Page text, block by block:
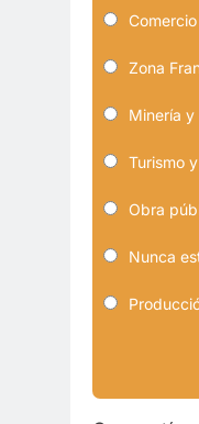
Zona
Minería y
Turismo
Obra
Nunca